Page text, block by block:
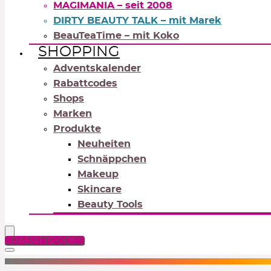
MAGIMANIA – seit 2008
DIRTY BEAUTY TALK – mit Marek
BeauTeaTime – mit Koko
SHOPPING
Adventskalender
Rabattcodes
Shops
Marken
Produkte
Neuheiten
Schnäppchen
Makeup
Skincare
Beauty Tools
RABATTCODES